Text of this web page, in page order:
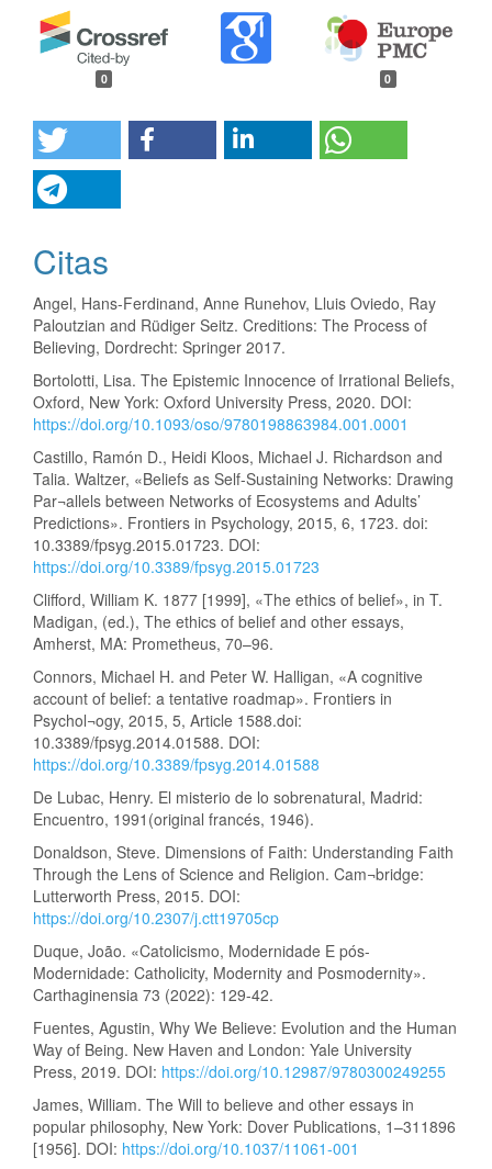
0 0
Citas
Angel, Hans-Ferdinand, Anne Runehov, Lluis Oviedo, Ray
Paloutzian and Rüdiger Seitz. Creditions: The Process of
Believing, Dordrecht: Springer 2017.
Bortolotti, Lisa. The Epistemic Innocence of Irrational Beliefs,
Oxford, New York: Oxford University Press, 2020. DOI:
https://doi.org/10.1093/oso/9780198863984.001.0001
Castillo, Ramón D., Heidi Kloos, Michael J. Richardson and
Talia. Waltzer, «Beliefs as Self-Sustaining Networks: Drawing
Par¬allels between Networks of Ecosystems and Adults’
Predictions». Frontiers in Psychology, 2015, 6, 1723. doi:
10.3389/fpsyg.2015.01723. DOI:
https://doi.org/10.3389/fpsyg.2015.01723
Clifford, William K. 1877 [1999], «The ethics of belief», in T.
Madigan, (ed.), The ethics of belief and other essays,
Amherst, MA: Prometheus, 70–96.
Connors, Michael H. and Peter W. Halligan, «A cognitive
account of belief: a tentative roadmap». Frontiers in
Psychol¬ogy, 2015, 5, Article 1588.doi:
10.3389/fpsyg.2014.01588. DOI:
https://doi.org/10.3389/fpsyg.2014.01588
De Lubac, Henry. El misterio de lo sobrenatural, Madrid:
Encuentro, 1991(original francés, 1946).
Donaldson, Steve. Dimensions of Faith: Understanding Faith
Through the Lens of Science and Religion. Cam¬bridge:
Lutterworth Press, 2015. DOI:
https://doi.org/10.2307/j.ctt19705cp
Duque, João. «Catolicismo, Modernidade E pós-
Modernidade: Catholicity, Modernity and Posmodernity».
Carthaginensia 73 (2022): 129-42.
Fuentes, Agustin, Why We Believe: Evolution and the Human
Way of Being. New Haven and London: Yale University
Press, 2019. DOI: https://doi.org/10.12987/9780300249255
James, William. The Will to believe and other essays in
popular philosophy, New York: Dover Publications, 1–311896
[1956]. DOI: https://doi.org/10.1037/11061-001